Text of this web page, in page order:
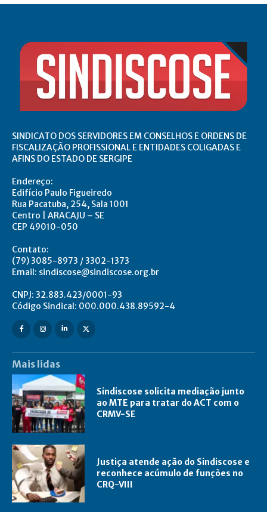
SINDICATO DOS SERVIDORES EM CONSELHOS E ORDENS DE
FISCALIZAÇÃO PROFISSIONAL E ENTIDADES COLIGADAS E
AFINS DO ESTADO DE SERGIPE
Endereço:
Edifício Paulo Figueiredo
Rua Pacatuba, 254, Sala 1001
Centro | ARACAJU – SE
CEP 49010-050
Contato:
(79) 3085-8973 / 3302-1373
Email: sindiscose@sindiscose.org.br
CNPJ: 32.883.423/0001-93
Código Sindical: 000.000.438.89592-4
Mais lidas
Sindiscose solicita mediação junto
ao MTE para tratar do ACT com o
CRMV-SE
Justiça atende ação do Sindiscose e
reconhece acúmulo de funções no
CRQ-VIII